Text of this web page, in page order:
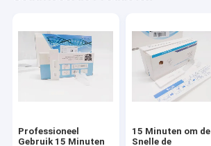
Professioneel
Gebruik 15 Minuten
15 Minuten om de
Snelle de